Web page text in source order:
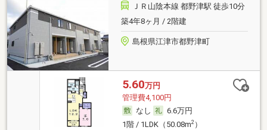
ＪＲ山陰本線 都野津駅 徒歩10分
築4年8ヶ月 / 2階建
島根県江津市都野津町
5.60万円
管理費4,100円
なし
6.6万円
1階 / 1LDK（50.08m2）